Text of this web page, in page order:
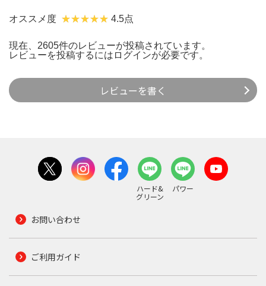
オススメ度 4.5点
現在、2605件のレビューが投稿されています。
レビューを投稿するには ログインが必要です。
レビューを書く
ハード&
グリーン
パワー
お問い合わせ
ご利用ガイド